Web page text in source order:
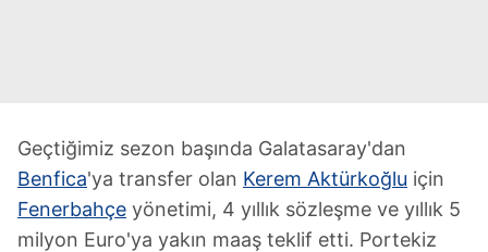
Geçtiğimiz sezon başında Galatasaray'dan
Benfica'ya transfer olan Kerem Aktürkoğlu için
Fenerbahçe yönetimi, 4 yıllık sözleşme ve yıllık 5
milyon Euro'ya yakın maaş teklif etti. Portekiz